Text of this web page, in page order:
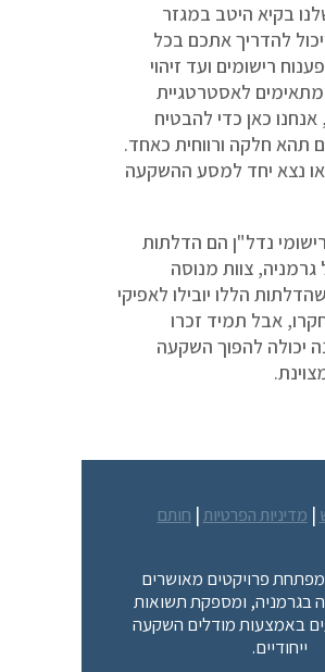
בקיא היטב במגזר
להדריך אתכם בכל
רישומים ועד זיהוי
לאסטרטגיית
כאן כדי להבטיח
חלקה ורווחית כאחד.
נצא יחד למסע ההשקעה
נדל"ן הם הדלתות
צוות מנוסה
הללו יובילו לאפיקי
אבל תמיד זכרו
יכולה להפוך השקעה
| מדיניות הפרטיות| חותם
מפתחת פרויקטים מאושרים
בגרמניה, ומספקת תשואות
באמצעות מודלים השקעה
ייחודיים.